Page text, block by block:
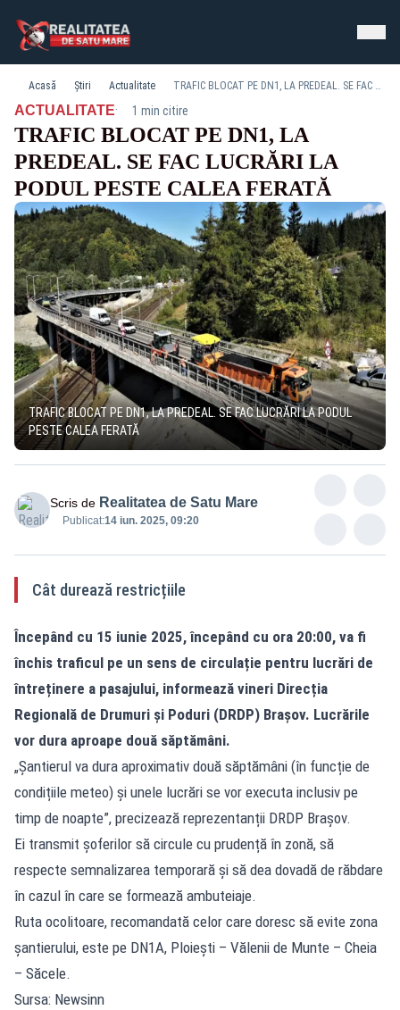
Acasă Știri Actualitate TRAFIC BLOCAT PE DN1, LA PREDEAL. SE FAC LUCRĂRI LA PODUL PESTE CALEA FERATĂ
ACTUALITATE· 1 min citire
TRAFIC BLOCAT PE DN1, LA
PREDEAL. SE FAC LUCRĂRI LA
PODUL PESTE CALEA FERATĂ
TRAFIC BLOCAT PE DN1, LA PREDEAL. SE FAC LUCRĂRI LA PODUL
PESTE CALEA FERATĂ
Scris de Realitatea de Satu Mare
Publicat:14 iun. 2025, 09:20
Cât durează restricțiile
Începând cu 15 iunie 2025, începând cu ora 20:00, va fi
închis traficul pe un sens de circulație pentru lucrări de
întreținere a pasajului, informează vineri Direcția
Regională de Drumuri și Poduri (DRDP) Brașov. Lucrările
vor dura aproape două săptămâni.
„Șantierul va dura aproximativ două săptămâni (în funcție de
condițiile meteo) și unele lucrări se vor executa inclusiv pe
timp de noapte”, precizează reprezentanții DRDP Brașov.
Ei transmit șoferilor să circule cu prudență în zonă, să
respecte semnalizarea temporară și să dea dovadă de răbdare
în cazul în care se formează ambuteiaje.
Ruta ocolitoare, recomandată celor care doresc să evite zona
șantierului, este pe DN1A, Ploiești – Vălenii de Munte – Cheia
– Săcele.
Sursa: Newsinn